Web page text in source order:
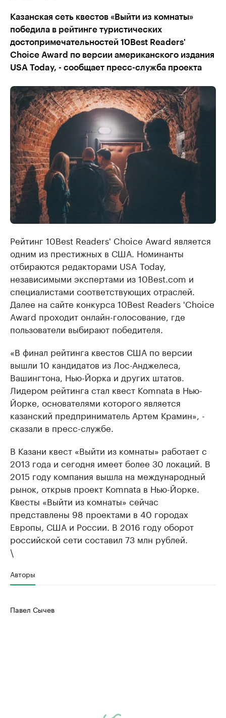
Казанская сеть квестов «Выйти из комнаты»
победила в рейтинге туристических
достопримечательностей 10Best Readers'
Choice Award по версии американского издания
USA Today, - сообщает пресс-служба проекта
Рейтинг 10Best Readers' Choice Award является
одним из престижных в США. Номинанты
отбираются редакторами USA Today,
независимыми экспертами из 10Best.com и
специалистами соответствующих отраслей.
Далее на сайте конкурса 10Best Readers 'Choice
Award проходит онлайн-голосование, где
пользователи выбирают победителя.
«В финал рейтинга квестов США по версии
вышли 10 кандидатов из Лос-Анджелеса,
Вашингтона, Нью-Йорка и других штатов.
Лидером рейтинга стал квест Komnata в Нью-
Йорке, основателями которого является
казанский предприниматель Артем Крамин», -
сказали в пресс-службе.
В Казани квест «Выйти из комнаты» работает с
2013 года и сегодня имеет более 30 локаций. В
2015 году компания вышла на международный
рынок, открыв проект Komnata в Нью-Йорке.
Квесты «Выйти из комнаты» сейчас
представлены 98 проектами в 40 городах
Европы, США и России. В 2016 году оборот
российской сети составил 73 млн рублей.
\
Авторы
Павел Сычев